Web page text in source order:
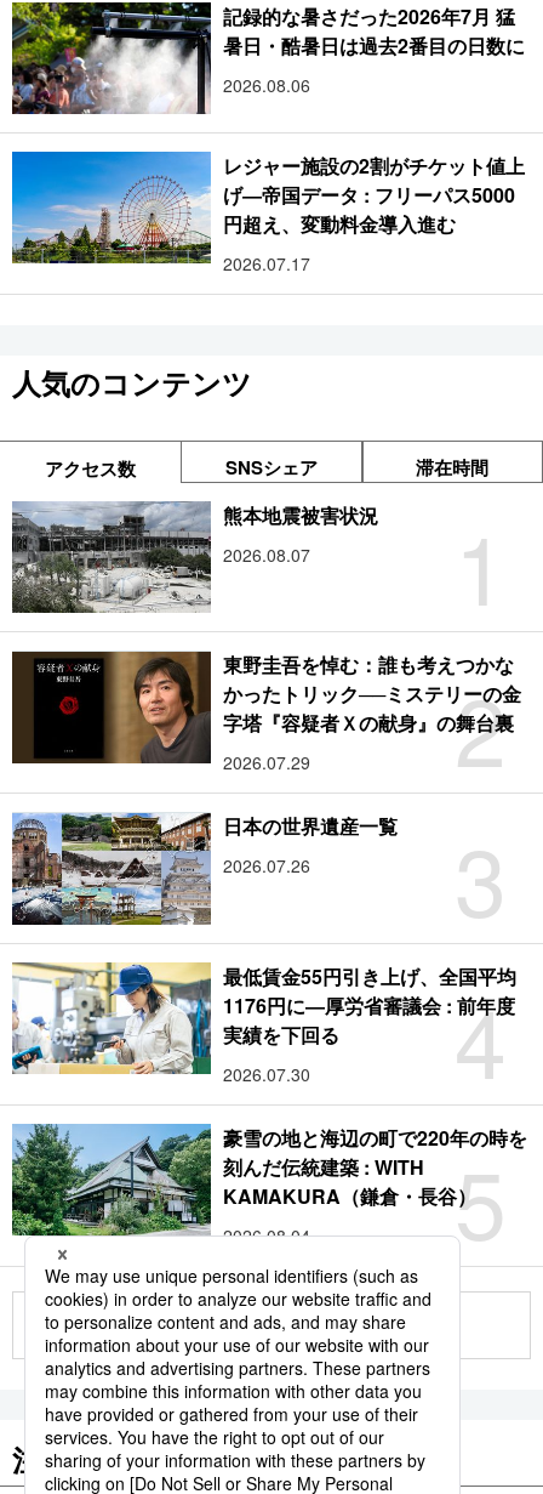
記録的な暑さだった2026年7月 猛
暑日・酷暑日は過去2番目の日数に
2026.08.06
レジャー施設の2割がチケット値上
げ―帝国データ : フリーパス5000
円超え、変動料金導入進む
2026.07.17
人気のコンテンツ
アクセス数 SNSシェア 滞在時間
1
熊本地震被害状況
2026.08.07
2
東野圭吾を悼む：誰も考えつかな
かったトリック──ミステリーの金
字塔『容疑者Ｘの献身』の舞台裏
2026.07.29
3
日本の世界遺産一覧
2026.07.26
4
最低賃金55円引き上げ、全国平均
1176円に―厚労省審議会 : 前年度
実績を下回る
2026.07.30
5
豪雪の地と海辺の町で220年の時を
刻んだ伝統建築 : WITH
KAMAKURA（鎌倉・長谷）
2026.08.04
もっと見る
注目のキーワード